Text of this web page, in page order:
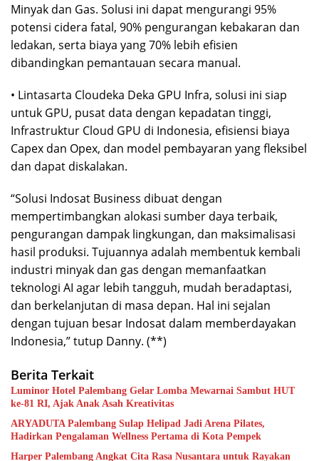
Minyak dan Gas. Solusi ini dapat mengurangi 95%
potensi cidera fatal, 90% pengurangan kebakaran dan
ledakan, serta biaya yang 70% lebih efisien
dibandingkan pemantauan secara manual.
• Lintasarta Cloudeka Deka GPU Infra, solusi ini siap
untuk GPU, pusat data dengan kepadatan tinggi,
Infrastruktur Cloud GPU di Indonesia, efisiensi biaya
Capex dan Opex, dan model pembayaran yang fleksibel
dan dapat diskalakan.
“Solusi Indosat Business dibuat dengan
mempertimbangkan alokasi sumber daya terbaik,
pengurangan dampak lingkungan, dan maksimalisasi
hasil produksi. Tujuannya adalah membentuk kembali
industri minyak dan gas dengan memanfaatkan
teknologi AI agar lebih tangguh, mudah beradaptasi,
dan berkelanjutan di masa depan. Hal ini sejalan
dengan tujuan besar Indosat dalam memberdayakan
Indonesia,” tutup Danny. (**)
Berita Terkait
Luminor Hotel Palembang Gelar Lomba Mewarnai Sambut HUT
ke-81 RI, Ajak Anak Asah Kreativitas
ARYADUTA Palembang Sulap Helipad Jadi Arena Pilates,
Hadirkan Pengalaman Wellness Pertama di Kota Pempek
Harper Palembang Angkat Cita Rasa Nusantara untuk Rayakan